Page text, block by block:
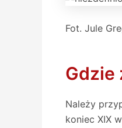
Fot. Jule
Gdzie
Należy
koniec XIX